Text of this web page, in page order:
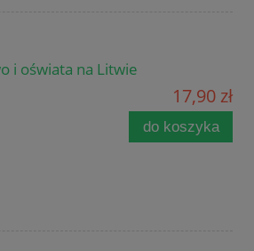
i oświata na Litwie
17,90 zł
do koszyka